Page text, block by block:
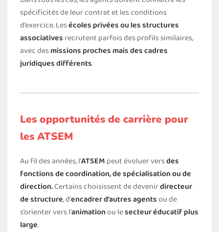
spécificités de leur contrat et les conditions
d’exercice. Lesécoles privées ou les structures
associatives recrutent parfois des profils similaires,
avec desmissions proches mais des cadres
juridiques différents.
Les opportunités de carrière pour
les ATSEM
Au fil des années, l’ATSEM peut évoluer versdes
fonctions de coordination, de spécialisation ou de
direction.Certains choisissent de devenirdirecteur
de structure, d’encadrer d’autres agentsou de
s’orienter vers l’animationou lesecteur éducatif plus
large.